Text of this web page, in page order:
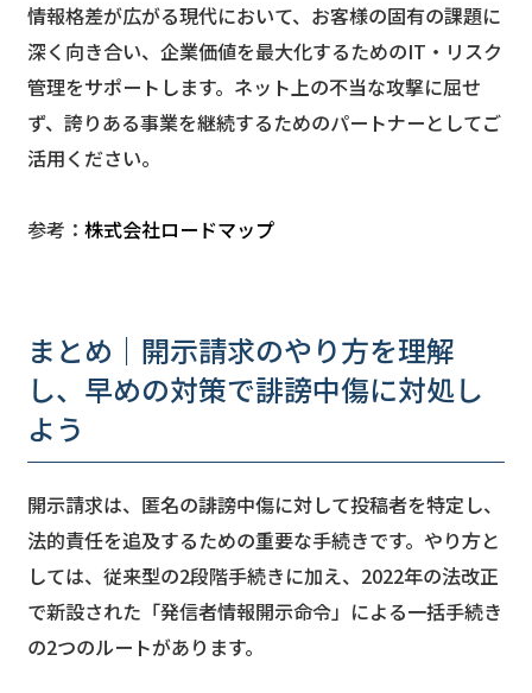
情報格差が広がる現代において、お客様の固有の課題に
深く向き合い、企業価値を最大化するためのIT・リスク
管理をサポートします。ネット上の不当な攻撃に屈せ
ず、誇りある事業を継続するためのパートナーとしてご
活用ください。
参考： 株式会社ロードマップ
まとめ｜開示請求のやり方を理解
し、早めの対策で誹謗中傷に対処し
よう
開示請求は、匿名の誹謗中傷に対して投稿者を特定し、
法的責任を追及するための重要な手続きです。やり方と
しては、従来型の2段階手続きに加え、2022年の法改正
で新設された「発信者情報開示命令」による一括手続き
の2つのルートがあります。